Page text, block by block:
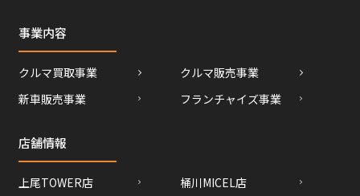
事業内容
クルマ買取事業
クルマ販売事業
新車販売事業
フランチャイズ事業
店舗情報
上尾TOWER店 桶川MICEL店